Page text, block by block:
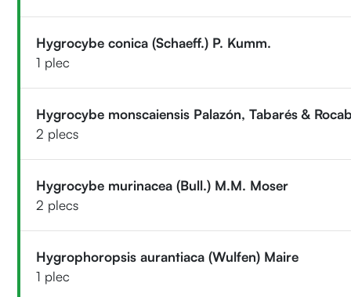
Hygrocybe conica (Schaeff.) P. Kumm.
1 plec
Hygrocybe monscaiensis Palazón, Tabarés &
2 plecs
Hygrocybe murinacea (Bull.) M.M. Moser
2 plecs
Hygrophoropsis aurantiaca (Wulfen) Maire
1 plec